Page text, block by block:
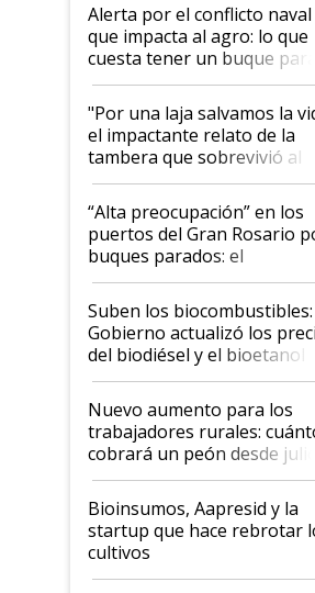
Alerta por el conflicto naval
que impacta al agro: lo que
cuesta tener un buque
y el peligro de que
pase a ser "país sucio"
"Por una laja salvamos la
el impactante relato de la
tambera que sobrevivió al
tornado
“Alta preocupación” en los
puertos del Gran Rosario
buques parados: el
funcionamiento de las
exportadoras en tensión
la medida de fuerza de los
prácticos
Suben los
Gobierno actualizó los
del biodiésel y el bioetanol
Nuevo aumento para los
trabajadores rurales:
cobrará un peón desde julio
Bioinsumos, Aapresid y la
startup que hace rebrotar
cultivos